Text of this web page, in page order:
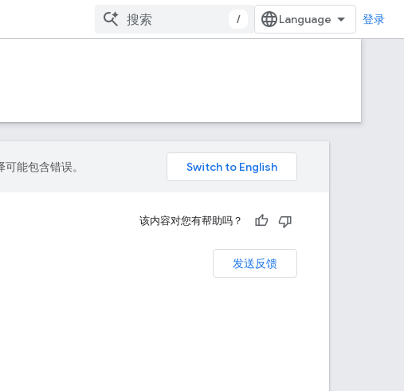
/ 登录
能包含错误。
该内容对您有帮助吗？
发送反馈